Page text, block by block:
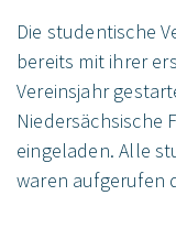
Die studentische
bereits mit ihrer
Vereinsjahr
Niedersächsische
eingeladen. Alle
waren aufgerufen